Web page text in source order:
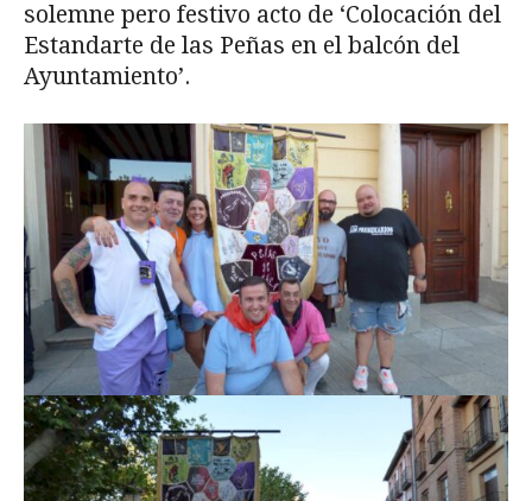
solemne pero festivo acto de ‘Colocación del
Estandarte de las Peñas en el balcón del
Ayuntamiento’.